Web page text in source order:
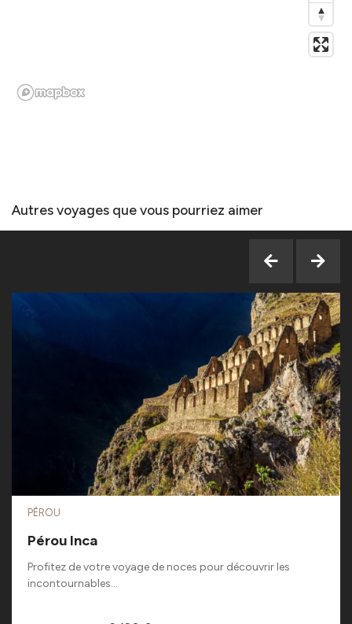
Autres voyages que vous pourriez aimer
PÉROU
Pérou Inca
Profitez de votre voyage de noces pour découvrir les
incontournables...